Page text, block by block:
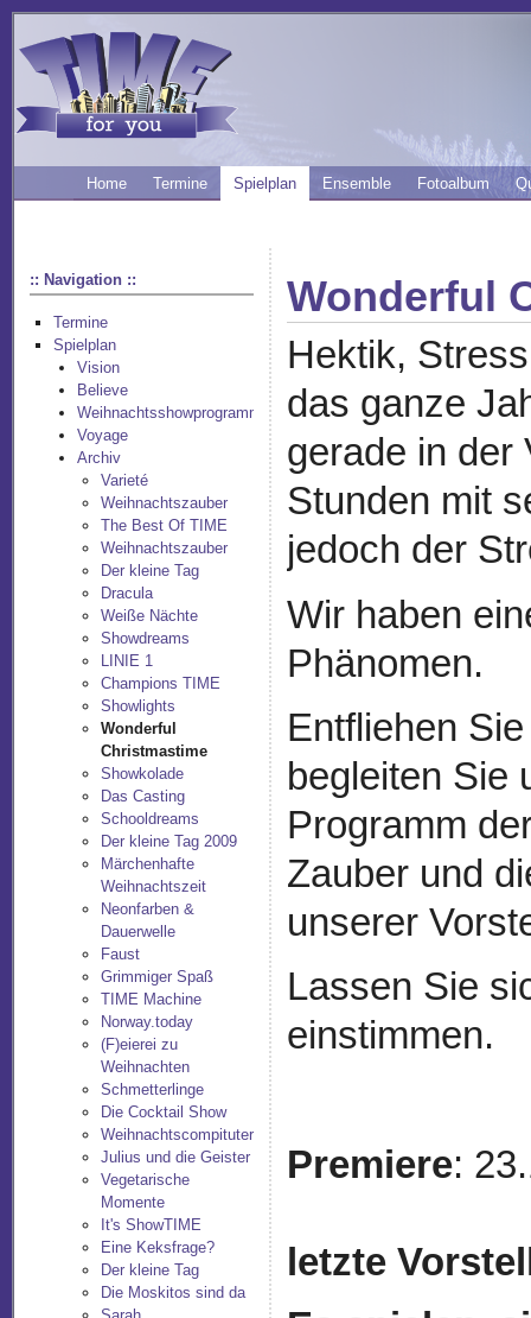
Home Termine Spielplan Ensemble Fotoalbum
:: Navigation ::
Termine
Spielplan
Vision
Believe
Weihnachtsshowprogramm
Voyage
Archiv
Varieté
Weihnachtszauber
The Best Of TIME
Weihnachtszauber
Der kleine Tag
Dracula
Weiße Nächte
Showdreams
LINIE 1
Champions TIME
Showlights
Wonderful
Christmastime
Showkolade
Das Casting
Schooldreams
Der kleine Tag 2009
Märchenhafte
Weihnachtszeit
Neonfarben &
Dauerwelle
Faust
Grimmiger Spaß
TIME Machine
Norway.today
(F)eierei zu
Weihnachten
Schmetterlinge
Die Cocktail Show
Weihnachtscompituter
Julius und die Geister
Vegetarische
Momente
It's ShowTIME
Eine Keksfrage?
Der kleine Tag
Die Moskitos sind da
Wonderful
Hektik,
das ganze
gerade in der
Stunden mit
jedoch der
Wir haben
Phänomen.
Entfliehen
begleiten Sie
Programm
Zauber und
unserer
Lassen Sie
einstimmen.
Premiere:
letzte